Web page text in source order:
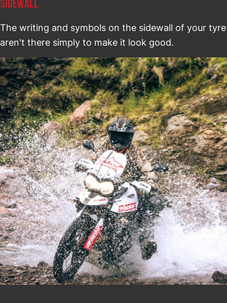
SIDEWALL
The writing and symbols on the sidewall of your tyre
aren't there simply to make it look good.